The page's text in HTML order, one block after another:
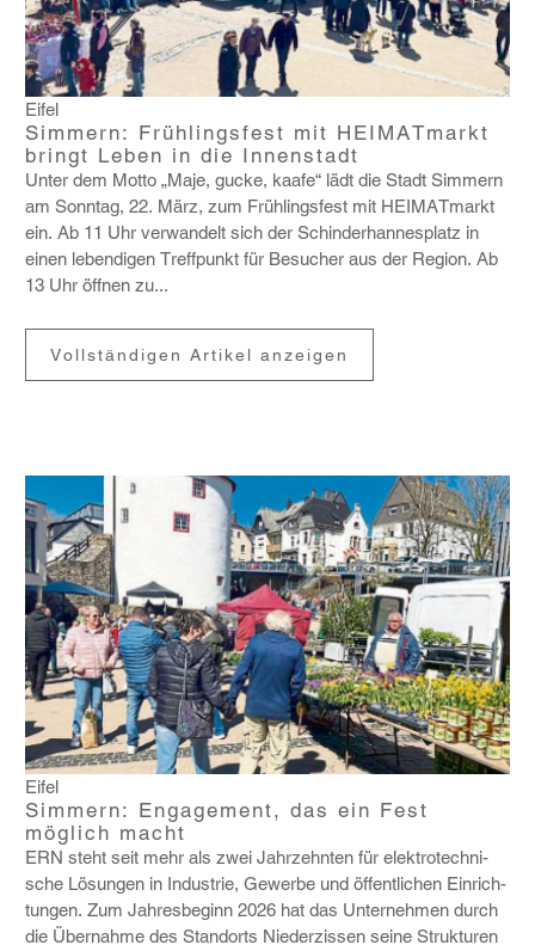
Eifel
Simmern: Frühlingsfest mit HEIMATmarkt
bringt Leben in die Innenstadt
Unter dem Motto „Maje, gucke, kaafe“ lädt die Stadt Simmern
am Sonntag, 22. März, zum Früh­lings­fest mit HEIMAT­markt
ein. Ab 11 Uhr verwan­delt sich der Schin­der­han­nes­platz in
einen leben­digen Treff­punkt für Besu­cher aus der Region. Ab
13 Uhr öffnen zu...
Vollständigen Artikel anzeigen
Eifel
Simmern: Engagement, das ein Fest
möglich macht
ERN steht seit mehr als zwei Jahr­zehnten für elek­tro­tech­ni­
sche Lösungen in Indus­trie, Gewerbe und öffent­li­chen Einrich­
tungen. Zum Jahres­be­ginn 2026 hat das Unter­nehmen durch
die Über­nahme des Stand­orts Nieder­zissen seine Struk­turen